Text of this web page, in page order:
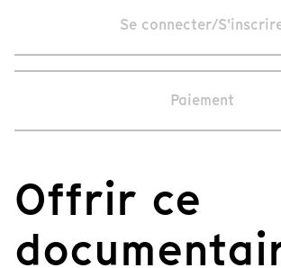
Se connecter/
Paiement
Offrir ce